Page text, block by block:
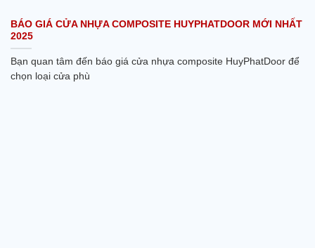
BÁO GIÁ CỬA NHỰA COMPOSITE HUYPHATDOOR MỚI NHẤT
2025
Bạn quan tâm đến báo giá cửa nhựa composite HuyPhatDoor để
chọn loại cửa phù